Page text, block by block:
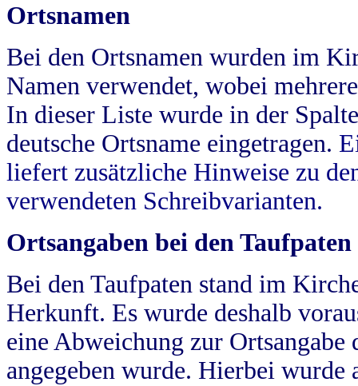
Ortsnamen
Bei den Ortsnamen wurden im
Namen verwendet, wobei
In dieser Liste wurde in der
deutsche Ortsname eingetragen.
liefert zusätzliche Hinweise zu
verwendeten Schreibvarianten.
Ortsangaben bei den Taufpaten
Bei den Taufpaten stand im
Herkunft. Es wurde deshalb
eine Abweichung zur
angegeben wurde. Hierbei wurde